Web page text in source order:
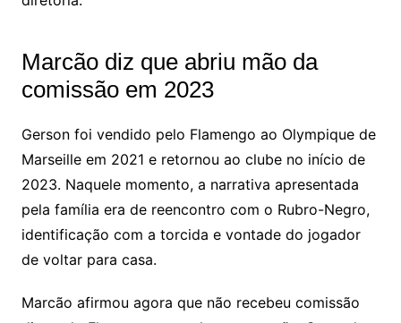
Marcão diz que abriu mão da
comissão em 2023
Gerson foi vendido pelo Flamengo ao Olympique de
Marseille em 2021 e retornou ao clube no início de
2023. Naquele momento, a narrativa apresentada
pela família era de reencontro com o Rubro-Negro,
identificação com a torcida e vontade do jogador
de voltar para casa.
Marcão afirmou agora que não recebeu comissão